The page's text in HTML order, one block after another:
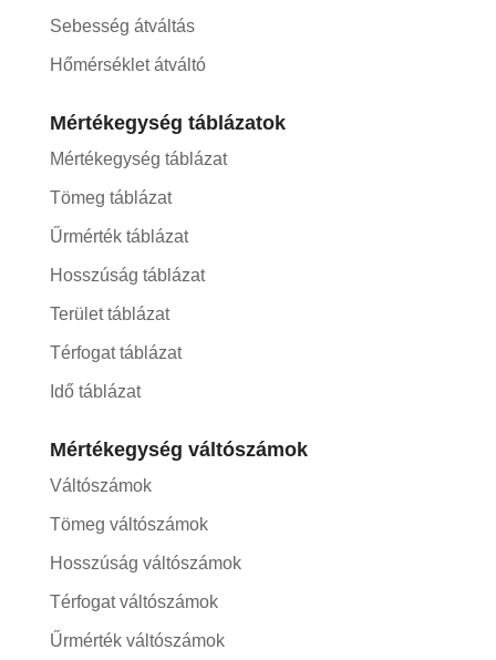
Sebesség átváltás
Hőmérséklet átváltó
Mértékegység táblázatok
Mértékegység táblázat
Tömeg táblázat
Űrmérték táblázat
Hosszúság táblázat
Terület táblázat
Térfogat táblázat
Idő táblázat
Mértékegység váltószámok
Váltószámok
Tömeg váltószámok
Hosszúság váltószámok
Térfogat váltószámok
Űrmérték váltószámok